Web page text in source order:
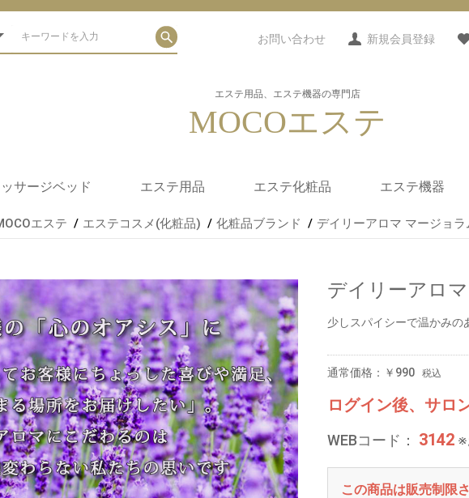
お問い合わせ 新規会員登録
エステ用品、エステ機器の専門店
MOCOエステ
サージベッド
ド
ット
ョン
エステ用品
タオル・シーツ類
使い捨てシーツ
紙パンツ・ブラ・他
エステユニフォーム
フェイシャル用小物
サロンミュージック
カルテ
ホットストーン(玄武
エステ化粧品
人気エステ化粧品(フェ
マッサージオイル/クリ
フェイシャル化粧品
ボディ化粧品
アロマ
食品・インナー
化粧品ブランド
エステ機器
家庭用サウナ
ヒートマット
痩身機器
エステスチーマ
エステ美顔器
カウンセリング
光エステ
パラフィンワッ
拡大鏡/赤外線ラ
タオルウォーマ
紫外線消毒器
エステワゴン
エステスツール
エステ エステコスメ(化粧品) 化粧品ブランド デイリーアロマ マージョ
デイリーアロ
少しスパイシーで温かみの
通常価格：￥990 税込
ログイン後、サロ
WEBコード： 3142 ※
この商品は販売制限